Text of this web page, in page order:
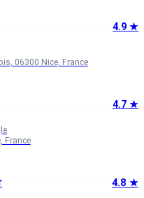
4.9 ★
06300 Nice, France
4.7 ★
France
4.8 ★